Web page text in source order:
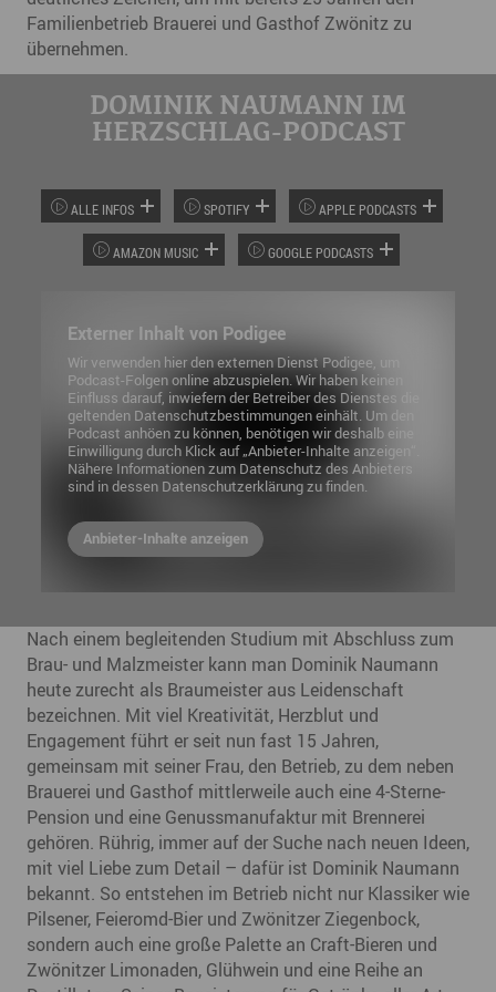
Familienbetrieb Brauerei und Gasthof Zwönitz zu
übernehmen.
DOMINIK NAUMANN IM
HERZSCHLAG-PODCAST
ALLE INFOS SPOTIFY APPLE PODCASTS
AMAZON MUSIC GOOGLE PODCASTS
Externer Inhalt von Podigee
Wir verwenden hier den externen Dienst Podigee, um
Podcast-Folgen online abzuspielen. Wir haben keinen
Einfluss darauf, inwiefern der Betreiber des Dienstes die
geltenden Datenschutzbestimmungen einhält. Um den
Podcast anhöen zu können, benötigen wir deshalb eine
Einwilligung durch Klick auf „Anbieter-Inhalte anzeigen“.
Nähere Informationen zum Datenschutz des Anbieters
sind in dessen Datenschutzerklärung zu finden.
Anbieter-Inhalte anzeigen
Nach einem begleitenden Studium mit Abschluss zum
Brau- und Malzmeister kann man Dominik Naumann
heute zurecht als Braumeister aus Leidenschaft
bezeichnen. Mit viel Kreativität, Herzblut und
Engagement führt er seit nun fast 15 Jahren,
gemeinsam mit seiner Frau, den Betrieb, zu dem neben
Brauerei und Gasthof mittlerweile auch eine 4-Sterne-
Pension und eine Genussmanufaktur mit Brennerei
gehören. Rührig, immer auf der Suche nach neuen Ideen,
mit viel Liebe zum Detail – dafür ist Dominik Naumann
bekannt. So entstehen im Betrieb nicht nur Klassiker wie
Pilsener, Feieromd-Bier und Zwönitzer Ziegenbock,
sondern auch eine große Palette an Craft-Bieren und
Zwönitzer Limonaden, Glühwein und eine Reihe an